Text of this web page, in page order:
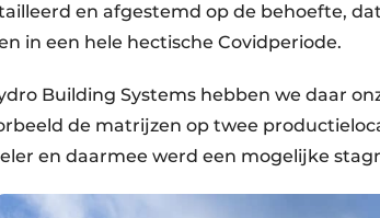
en afgestemd op de behoefte,
in een hele hectische Covidperiode.
Building Systems hebben we daar
de matrijzen op twee
en daarmee werd een mogelijke